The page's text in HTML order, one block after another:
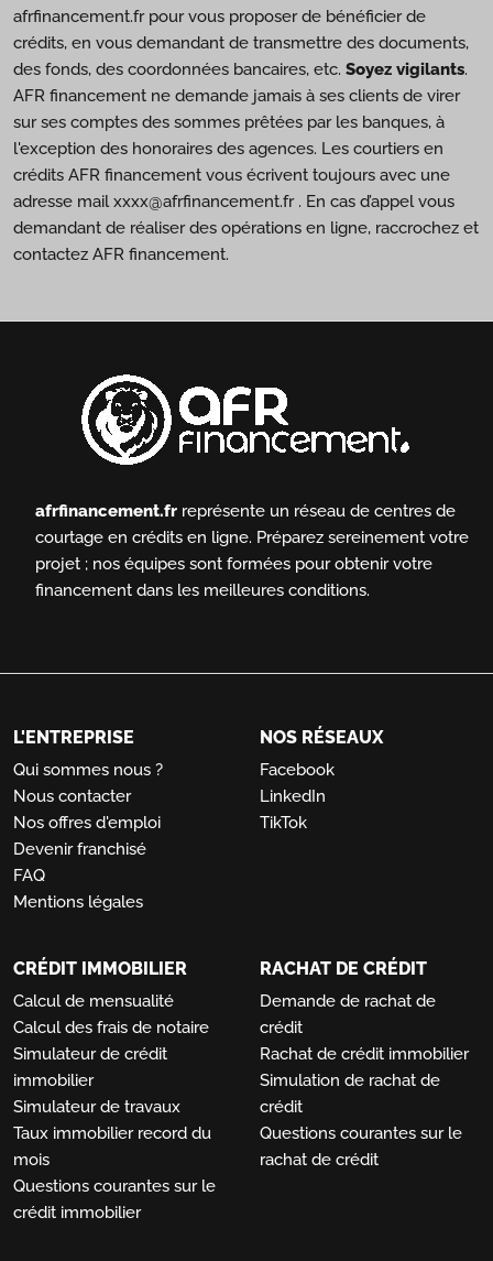
afrfinancement.fr pour vous proposer de bénéficier de
crédits, en vous demandant de transmettre des documents,
des fonds, des coordonnées bancaires, etc. Soyez vigilants.
AFR financement ne demande jamais à ses clients de virer
sur ses comptes des sommes prêtées par les banques, à
l'exception des honoraires des agences. Les courtiers en
crédits AFR financement vous écrivent toujours avec une
adresse mail xxxx@afrfinancement.fr . En cas d’appel vous
demandant de réaliser des opérations en ligne, raccrochez et
contactez AFR financement.
afrfinancement.fr représente un réseau de centres de
courtage en crédits en ligne. Préparez sereinement votre
projet ; nos équipes sont formées pour obtenir votre
financement dans les meilleures conditions.
L'ENTREPRISE
Qui sommes nous ?
Nous contacter
Nos offres d'emploi
Devenir franchisé
FAQ
Mentions légales
NOS RÉSEAUX
Facebook
LinkedIn
TikTok
CRÉDIT IMMOBILIER
Calcul de mensualité
Calcul des frais de notaire
Simulateur de crédit
immobilier
Simulateur de travaux
Taux immobilier record du
mois
Questions courantes sur le
crédit immobilier
RACHAT DE CRÉDIT
Demande de rachat de
crédit
Rachat de crédit immobilier
Simulation de rachat de
crédit
Questions courantes sur le
rachat de crédit